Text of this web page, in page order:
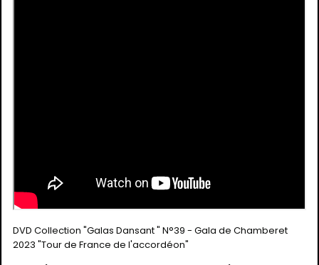
DVD Collection "Galas Dansant " N°39 - Gala de Chamberet
2023 "Tour de France de l'accordéon"